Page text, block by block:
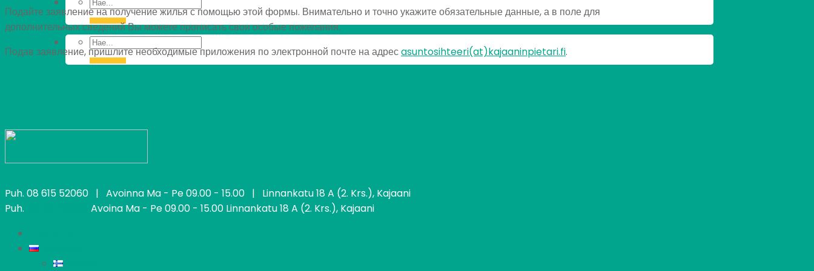
Подайте заявление на получение жилья с помощью этой формы. Внимательно и точно укажите обязательные данные, а в поле для
дополнительных сведений Вы можете прописать свои особые пожелания.
Подав заявление, пришлите необходимые приложения по электронной почте на адресasuntosihteeri(at)kajaaninpietari.fi.
Puh. 08 615 52060 | Avoinna Ma - Pe 09.00 - 15.00 | Linnankatu 18 A (2. Krs.), Kajaani
Puh.
Avoina Ma - Pe 09.00 - 15.00 Linnankatu 18 A (2. Krs.), Kajaani